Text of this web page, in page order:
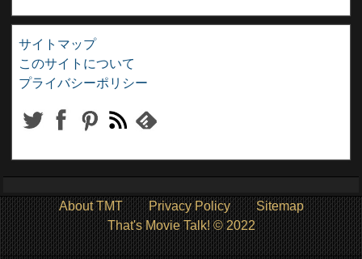
サイトマップ
このサイトについて
プライバシーポリシー
About TMT Privacy Policy
Sitemap
That's Movie Talk! © 2022